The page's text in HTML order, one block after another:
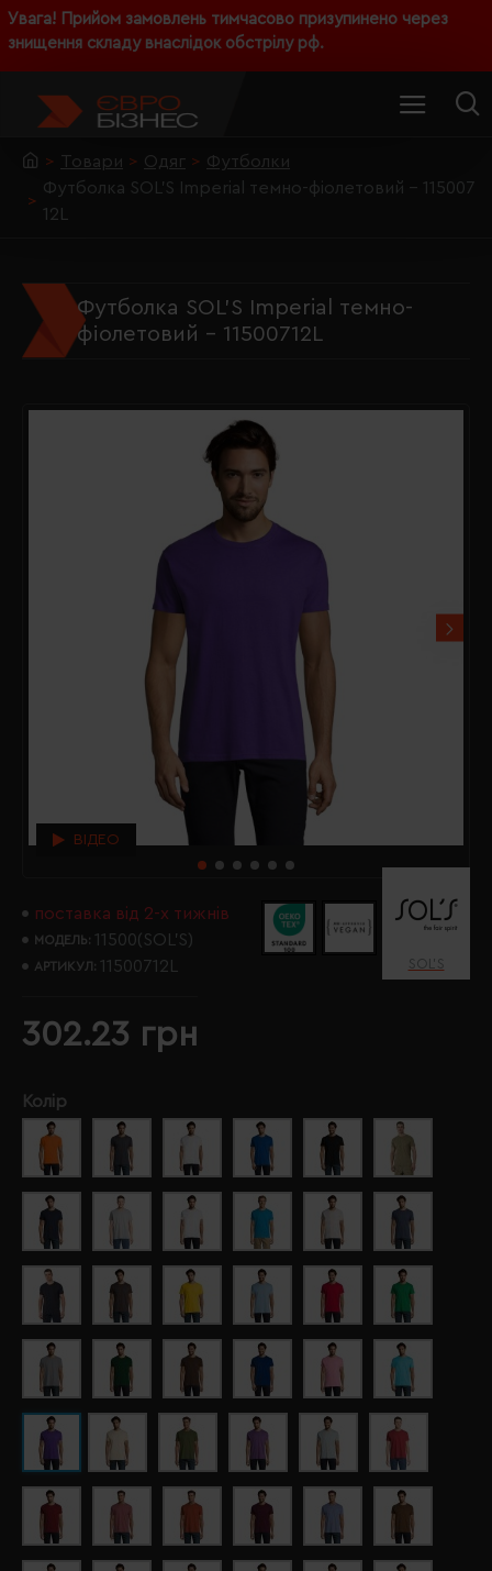
Увага! Прийом замовлень тимчасово призупинено через
знищення складу внаслідок обстрілу рф.
Товари Одяг
Футболки
Футболка SOL'S Imperial темно-фіолетовий - 115007
12L
Футболка SOL'S Imperial темно-
фіолетовий - 11500712L
ВІДЕО
поставка від 2-х тижнів
МОДЕЛЬ: 11500(SOL’S)
АРТИКУЛ: 11500712L SOL’S
302.23 грн
Колір